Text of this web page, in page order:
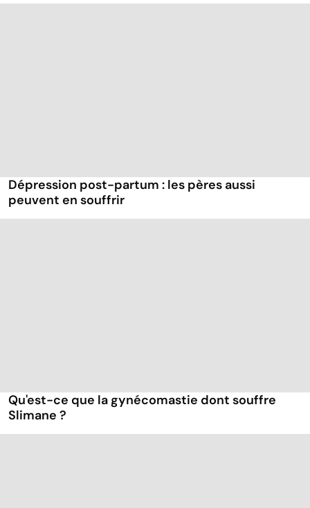
Dépression post-partum : les pères aussi
peuvent en souffrir
Qu'est-ce que la gynécomastie dont souffre
Slimane ?